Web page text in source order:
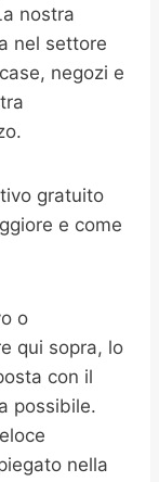
nostra
nel settore
negozi e
gratuito
e come
o
qui sopra, lo
con il
possibile.
nella